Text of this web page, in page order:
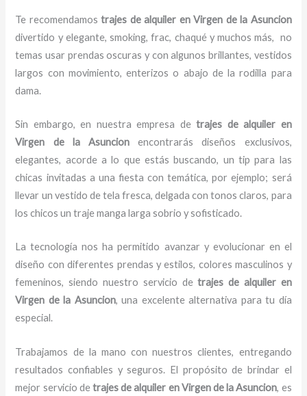
Te recomendamostrajes de alquiler en Virgen de la Asuncion
divertido y elegante, smoking, frac, chaqué y muchos más, no
temas usar prendas oscuras y con algunos brillantes, vestidos
largos con movimiento, enterizos o abajo de la rodilla para
dama.
Sin embargo, en nuestra empresa detrajes de alquiler en
Virgen de la Asuncionencontrarás diseños exclusivos,
elegantes, acorde a lo que estás buscando, un tip para las
chicas invitadas a una fiesta con temática, por ejemplo; será
llevar un vestido de tela fresca, delgada con tonos claros, para
los chicos un traje manga larga sobrio y sofisticado.
La tecnología nos ha permitido avanzar y evolucionar en el
diseño con diferentes prendas y estilos, colores masculinos y
femeninos, siendo nuestro servicio detrajes de alquiler en
Virgen de la Asuncion, una excelente alternativa para tu día
especial.
Trabajamos de la mano con nuestros clientes, entregando
resultados confiables y seguros. El propósito de brindar el
mejor servicio detrajes de alquiler en Virgen de la Asuncion, es